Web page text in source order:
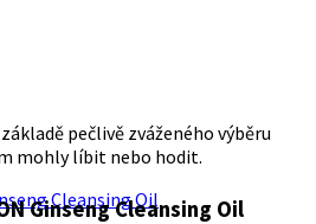
pečlivě zváženého výběru
mohly líbit nebo hodit.
Ginseng Cleansing Oil